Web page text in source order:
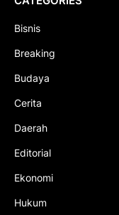
Bisnis
Breaking
Budaya
Cerita
Daerah
Editorial
Ekonomi
Hukum